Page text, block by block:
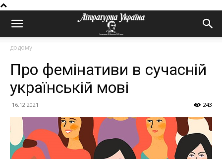
додому
Про фемінативи в сучасній
українській мові
16.12.2021 243